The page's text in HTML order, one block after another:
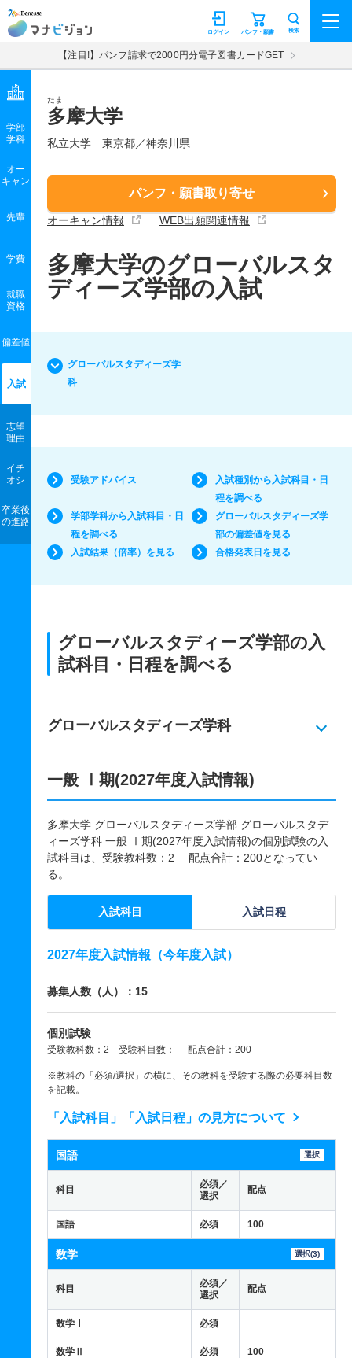
マナビジョン パンフ・願書
ログイン 検索
【注目!】パンフ請求で2000円分電子図書カードGET
たま
多摩大学
私立大学 東京都／神奈川県
パンフ・願書取り寄せ
オーキャン情報 WEB出願関連情報
学部
学科
オー
キャン
先輩
学費
就職
資格
偏差値
入試
志望
理由
イチ
オシ
卒業後
の進路
多摩大学のグローバルスタ
ディーズ学部の入試
グローバルスタディーズ学
科
受験アドバイス
入試種別から入試科目・日
程を調べる
学部学科から入試科目・日
程を調べる
グローバルスタディーズ学
部の偏差値を見る
入試結果（倍率）を見る
合格発表日を見る
グローバルスタディーズ学部の入
試科目・日程を調べる
グローバルスタディーズ学科
一般 Ⅰ期(2027年度入試情報)
多摩大学 グローバルスタディーズ学部 グローバルスタデ
ィーズ学科 一般 Ⅰ期(2027年度入試情報)の個別試験の入
試科目は、受験教科数：2 配点合計：200となってい
る。
入試科目 入試日程
2027年度入試情報（今年度入試）
募集人数（人）：15
個別試験
受験教科数：2 受験科目数：- 配点合計：200
※教科の「必須/選択」の横に、その教科を受験する際の必要科目数
を記載。
「入試科目」「入試日程」の見方について
国語 選択
科目
必須／
選択
配点
国語 必須 100
数学 選択(3)
科目
必須／
選択
配点
数学Ⅰ 必須
100
数学Ⅱ 必須